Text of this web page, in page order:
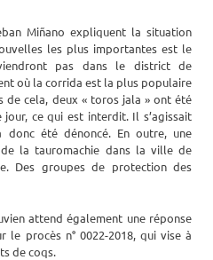
Miñano expliquent la situation
les plus importantes est le
pas dans le district de
où la corrida est la plus populaire
de cela, deux « toros jala » ont été
ce qui est interdit. Il s’agissait
été dénoncé. En outre, une
la tauromachie dans la ville de
Des groupes de protection des
attend également une réponse
procès n° 0022-2018, qui vise à
de coqs.